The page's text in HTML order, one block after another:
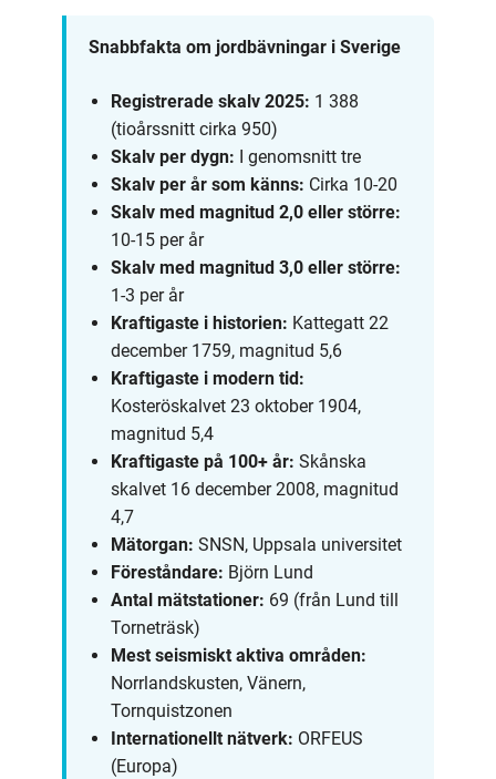
Snabbfakta om jordbävningar i Sverige
Registrerade skalv 2025: 1 388
(tioårssnitt cirka 950)
Skalv per dygn: I genomsnitt tre
Skalv per år som känns: Cirka 10-20
Skalv med magnitud 2,0 eller större:
10-15 per år
Skalv med magnitud 3,0 eller större:
1-3 per år
Kraftigaste i historien: Kattegatt 22
december 1759, magnitud 5,6
Kraftigaste i modern tid:
Kosteröskalvet 23 oktober 1904,
magnitud 5,4
Kraftigaste på 100+ år: Skånska
skalvet 16 december 2008, magnitud
4,7
Mätorgan: SNSN, Uppsala universitet
Föreståndare: Björn Lund
Antal mätstationer: 69 (från Lund till
Torneträsk)
Mest seismiskt aktiva områden:
Norrlandskusten, Vänern,
Tornquistzonen
Internationellt nätverk: ORFEUS
(Europa)